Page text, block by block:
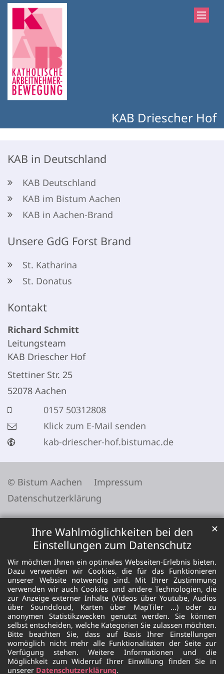
Ihre Wahlmöglichkeiten bei den
Einstellungen zum Datenschutz
Wir möchten Ihnen ein optimales Webseiten-Erlebnis bieten.
Dazu verwenden wir Cookies, die für das Funktionieren
unserer Website notwendig sind. Mit Ihrer Zustimmung
verwenden wir auch Cookies und andere Technologien, die
zur Anzeige externer Inhalte (Videos über Youtube, Audios
über Soundcloud, Karten über MapTiler ...) oder zu
anonymen Statistikzwecken genutzt werden. Sie können
selbst entscheiden, welche Kategorien Sie zulassen möchten.
Bitte beachten Sie, dass auf Basis Ihrer Einstellungen
womöglich nicht mehr alle Funktionalitäten der Seite zur
Verfügung stehen. Weitere Informationen und die
Möglichkeit zum Widerruf Ihrer Einwillung finden Sie in
unserer Datenschutzerklärung.
✕
Zum Inhalt springen
KAB Driescher Hof
KAB in Deutschland
KAB Deutschland
KAB im Bistum Aachen
KAB in Aachen-Brand
Unsere GdG Forst Brand
St. Katharina
St. Donatus
Kontakt
Richard Schmitt
Leitungsteam
KAB Driescher Hof
Stettiner Str. 25
52078 Aachen
0157 50312808
Klick zum E-Mail senden
kab-driescher-hof.bistumac.de
© Bistum Aachen
Impressum
Datenschutzerklärung